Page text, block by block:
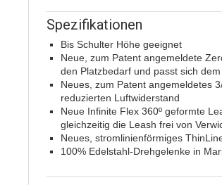
Spezifikationen
Bis Schulter Höhe geeignet
Neue, zum Patent angemeldete
den Platzbedarf und passt sich
Neues, zum Patent angemeldetes
reduzierten Luftwiderstand
Neue Infinite Flex 360º geformte
gleichzeitig die Leash frei von
Neues, stromlinienförmiges
100% Edelstahl-Drehgelenke in